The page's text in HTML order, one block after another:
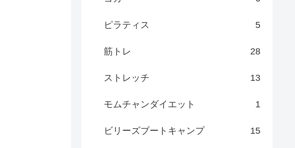
ピラティス 5
筋トレ 28
ストレッチ 13
モムチャンダイエット 1
ビリーズブートキャンプ 15